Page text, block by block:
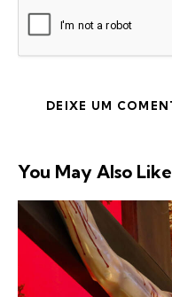
You May Also Like